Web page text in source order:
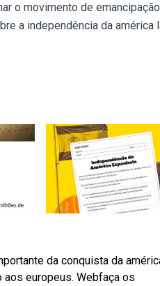
o movimento de
a independência da américa
da conquista da
europeus. Webfaça os